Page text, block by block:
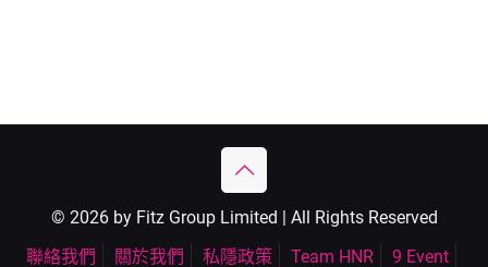
© 2026 by Fitz Group Limited | All Rights Reserved
聯絡我們
關於我們 私隱政策 Team HNR 9 Event